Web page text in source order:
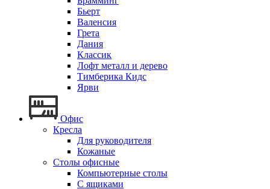
Бьерт
Валенсия
Грета
Дания
Классик
Лофт металл и дерево
Тимберика Кидс
Ярви
Офис
Кресла
Для руководителя
Кожаные
Столы офисные
Компьютерные столы
С ящиками